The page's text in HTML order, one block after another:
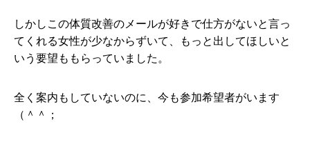
しかしこの体質改善のメールが好きで仕方がないと言っ
てくれる女性が少なからずいて、もっと出してほしいと
いう要望ももらっていました。
全く案内もしていないのに、今も参加希望者がいます
（＾＾；